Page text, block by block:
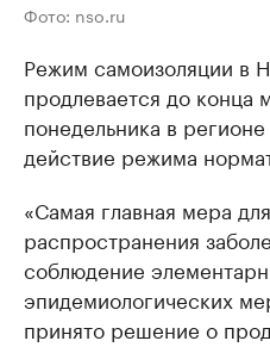
Фото: nso.ru
Режим самоизоляции в
продлевается до конца
понедельника в
действие режима
«Самая главная мера
распространения
соблюдение
эпидемиологических
принято решение о